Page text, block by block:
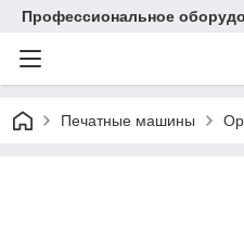
Профессиональное
Печатные машины